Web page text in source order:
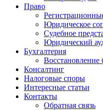
Право
Юридическое
Судебное
Юридический
Бухгалтерия
Восстановление
Консалтинг
Налоговые споры
Интересные статьи
Контакты
Обратная связь